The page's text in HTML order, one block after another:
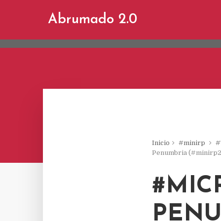
Abrumado 2.0
Inicio #minirp
Penumbria
This site uses cookies from Google to
are shared with Google along with